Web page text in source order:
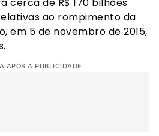
ao rompimento da
em 5 de novembro de 2015,
APÓS A PUBLICIDADE